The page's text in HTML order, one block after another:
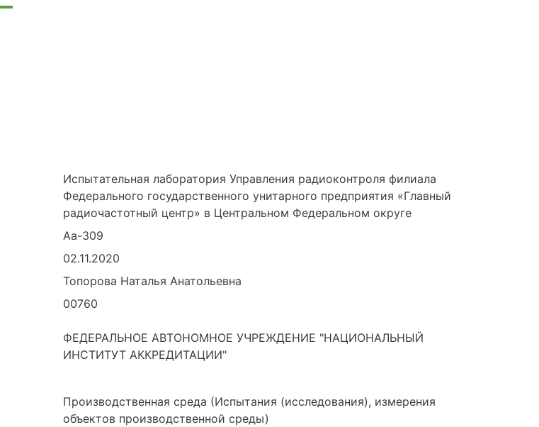
Испытательная лаборатория Управления радиоконтроля филиала
Федерального государственного унитарного предприятия «Главный
радиочастотный центр» в Центральном Федеральном округе
Аа-309
02.11.2020
Топорова Наталья Анатольевна
00760
ФЕДЕРАЛЬНОЕ АВТОНОМНОЕ УЧРЕЖДЕНИЕ "НАЦИОНАЛЬНЫЙ
ИНСТИТУТ АККРЕДИТАЦИИ"
Производственная среда (Испытания (исследования), измерения
объектов производственной среды)